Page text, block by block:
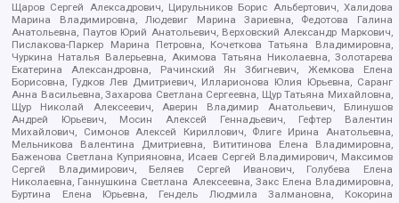
Щаров Сергей Алексадрович, Цирульников Борис Альбертович, Халидова
Марина Владимировна, Людевиг Марина Зариевна, Федотова Галина
Анатольевна, Паутов Юрий Анатольевич, Верховский Александр Маркович,
Пислакова-Паркер Марина Петровна, Кочеткова Татьяна Владимировна,
Чуркина Наталья Валерьевна, Акимова Татьяна Николаевна, Золотарева
Екатерина Александровна, Рачинский Ян Збигневич, Жемкова Елена
Борисовна, Гудков Лев Дмитриевич, Илларионова Юлия Юрьевна, Саранг
Анна Васильевна, Захарова Светлана Сергеевна, Щур Татьяна Михайловна,
Щур Николай Алексеевич, Аверин Владимир Анатольевич, Блинушов
Андрей Юрьевич, Мосин Алексей Геннадьевич, Гефтер Валентин
Михайлович, Симонов Алексей Кириллович, Флиге Ирина Анатольевна,
Мельникова Валентина Дмитриевна, Вититинова Елена Владимировна,
Баженова Светлана Куприяновна, Исаев Сергей Владимирович, Максимов
Сергей Владимирович, Беляев Сергей Иванович, Голубева Елена
Николаевна, Ганнушкина Светлана Алексеевна, Закс Елена Владимировна,
Буртина Елена Юрьевна, Гендель Людмила Залмановна, Кокорина